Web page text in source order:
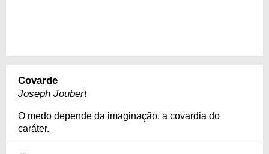
Covarde
Joseph Joubert
O medo depende da imaginação, a covardia do
caráter.